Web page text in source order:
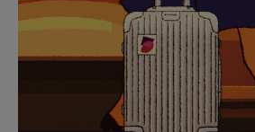
PAUZEREN
HIER
OM
HET
DEMPEN